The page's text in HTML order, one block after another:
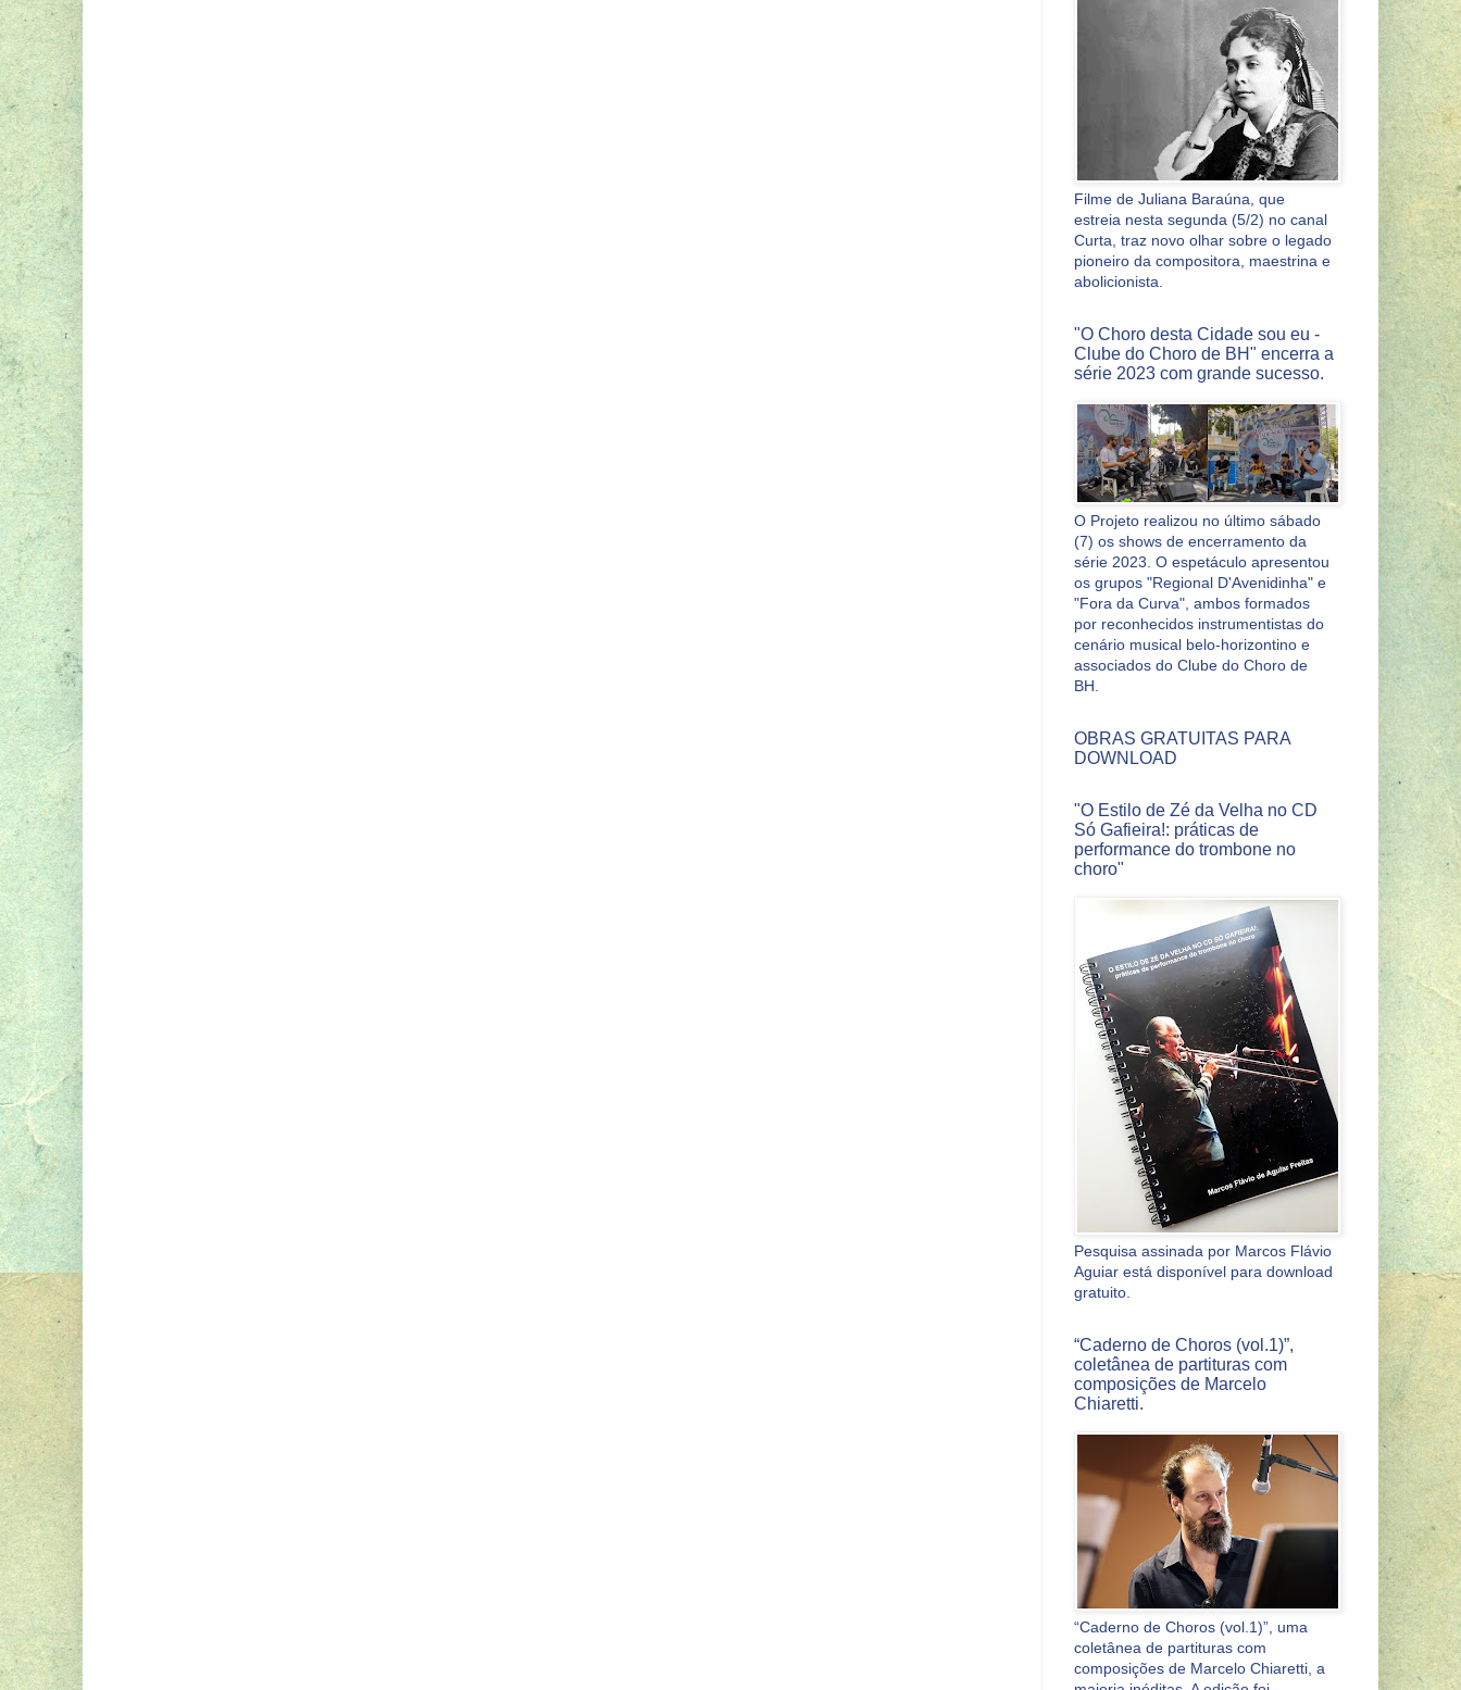
Filme de Juliana Baraúna, que
estreia nesta segunda (5/2) no canal
Curta, traz novo olhar sobre o legado
pioneiro da compositora, maestrina e
abolicionista.
"O Choro desta Cidade sou eu -
Clube do Choro de BH" encerra a
série 2023 com grande sucesso.
O Projeto realizou no último sábado
(7) os shows de encerramento da
série 2023. O espetáculo apresentou
os grupos "Regional D'Avenidinha" e
"Fora da Curva", ambos formados
por reconhecidos instrumentistas do
cenário musical belo-horizontino e
associados do Clube do Choro de
BH.
OBRAS GRATUITAS PARA
DOWNLOAD
"O Estilo de Zé da Velha no CD
Só Gafieira!: práticas de
performance do trombone no
choro"
Pesquisa assinada por Marcos Flávio
Aguiar está disponível para download
gratuito.
“Caderno de Choros (vol.1)”,
coletânea de partituras com
composições de Marcelo
Chiaretti.
“Caderno de Choros (vol.1)”, uma
coletânea de partituras com
composições de Marcelo Chiaretti, a